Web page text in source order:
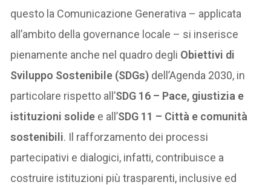
questo la Comunicazione Generativa – applicata
all’ambito della governance locale – si inserisce
pienamente anche nel quadro degli Obiettivi di
Sviluppo Sostenibile (SDGs) dell’Agenda 2030, in
particolare rispetto all’SDG 16 – Pace, giustizia e
istituzioni solide e all’SDG 11 – Città e comunità
sostenibili. Il rafforzamento dei processi
partecipativi e dialogici, infatti, contribuisce a
costruire istituzioni più trasparenti, inclusive ed